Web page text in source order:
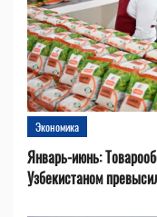
Экономика
Январь-июнь:
Узбекистаном